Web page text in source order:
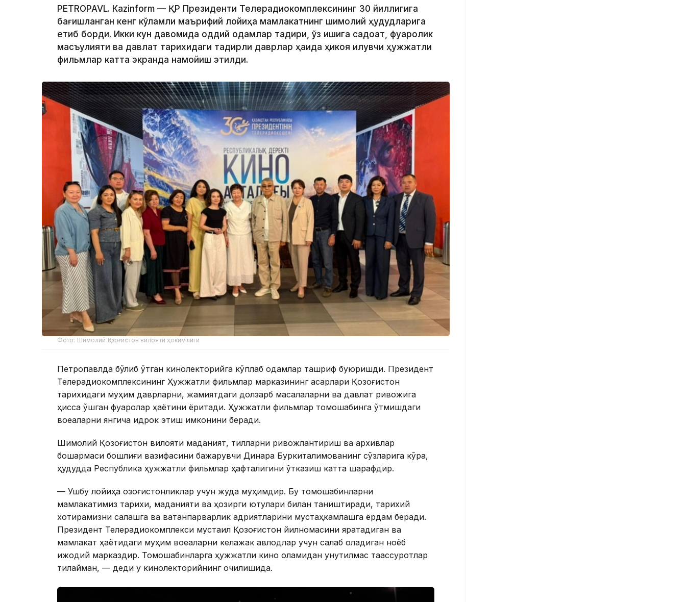
PETROPAVL. Кazinform — ҚР Президенти Телерадиокомплексининг 30 йиллигига
бағишланган кенг кўламли маърифий лойиҳа мамлакатнинг шимолий ҳудудларига
етиб борди. Икки кун давомида оддий одамлар тақдири, ўз ишига садоқат, фуқаролик
масъулияти ва давлат тарихидаги тақдирли даврлар ҳақида ҳикоя қилувчи ҳужжатли
фильмлар катта экранда намойиш этилди.
Фото: Шимолий Қозоғистон вилояти ҳокимлиги
Петропавлда бўлиб ўтган кинолекторийга кўплаб одамлар ташриф буюришди. Президент
Телерадиокомплексининг Ҳужжатли фильмлар марказининг асарлари Қозоғистон
тарихидаги муҳим даврларни, жамиятдаги долзарб масалаларни ва давлат ривожига
ҳисса қўшган фуқаролар ҳаётини ёритади. Ҳужжатли фильмлар томошабинга ўтмишдаги
воқеаларни янгича идрок этиш имконини беради.
Шимолий Қозоғистон вилояти маданият, тилларни ривожлантириш ва архивлар
бошқармаси бошлиғи вазифасини бажарувчи Динара Буркиталимованинг сўзларига кўра,
ҳудудда Республика ҳужжатли фильмлар ҳафталигини ўтказиш катта шарафдир.
— Ушбу лойиҳа қозоғистонликлар учун жуда муҳимдир. Бу томошабинларни
мамлакатимиз тарихи, маданияти ва ҳозирги ютуқлари билан таништиради, тарихий
хотирамизни сақлашга ва ватанпарварлик қадриятларини мустаҳкамлашга ёрдам беради.
Президент Телерадиокомплекси мустақил Қозоғистон йилномасини яратадиган ва
мамлакат ҳаётидаги муҳим воқеаларни келажак авлодлар учун сақлаб қоладиган ноёб
ижодий марказдир. Томошабинларга ҳужжатли кино оламидан унутилмас таассуротлар
тилайман, — деди у кинолекторийнинг очилишида.